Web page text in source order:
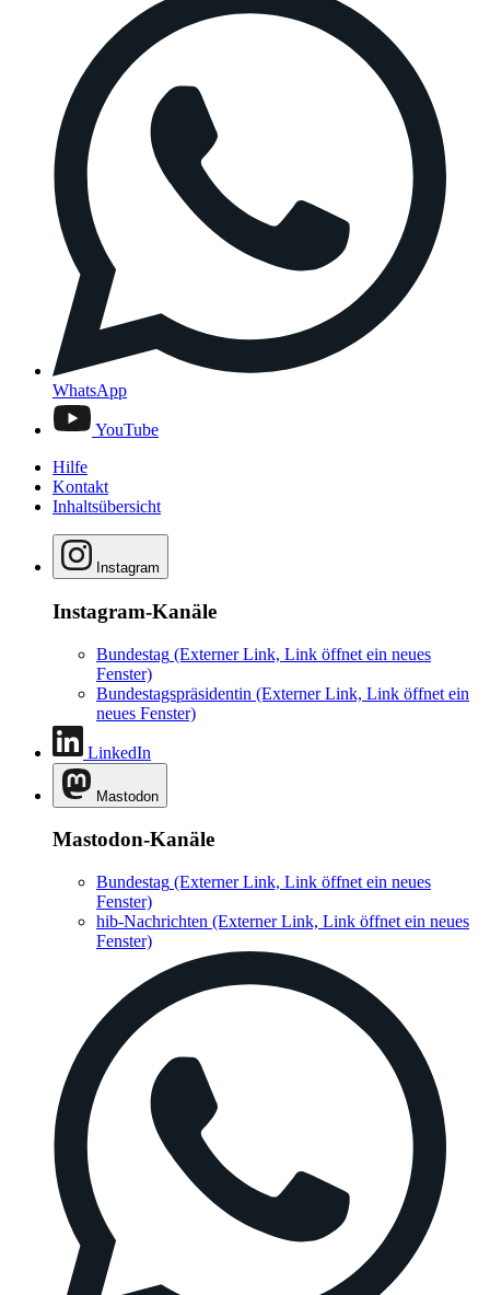
WhatsApp
YouTube
Hilfe
Kontakt
Inhaltsübersicht
Instagram
Instagram-Kanäle
Bundestag (Externer Link, Link öffnet ein neues
Fenster)
Bundestagspräsidentin (Externer Link, Link öffnet ein
neues Fenster)
LinkedIn
Mastodon
Mastodon-Kanäle
Bundestag (Externer Link, Link öffnet ein neues
Fenster)
hib-Nachrichten (Externer Link, Link öffnet ein neues
Fenster)